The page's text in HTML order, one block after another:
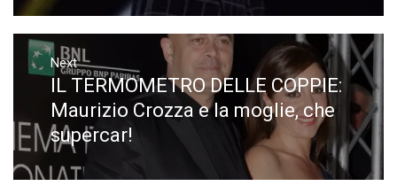
Next
Next
post:
IL TERMOMETRO DELLE COPPIE:
Maurizio Crozza e la moglie, che
supercar!